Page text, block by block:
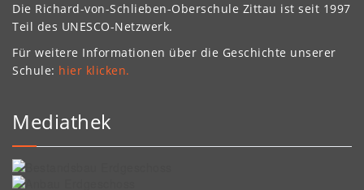
Die Richard-von-Schlieben-Oberschule Zittau ist seit 1997
Teil des UNESCO-Netzwerk.
Für weitere Informationen über die Geschichte unserer
Schule: hier klicken.
Mediathek